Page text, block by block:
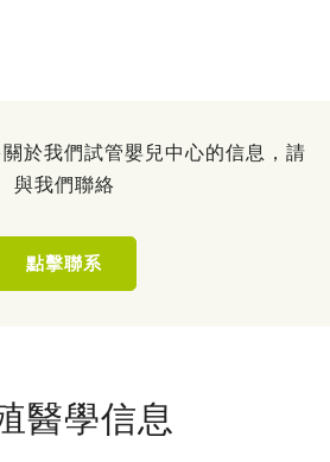
於我們試管嬰兒中心的信息，請
與我們聯絡
點擊聯系
醫學信息